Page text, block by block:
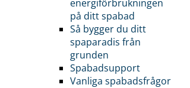
energiförbrukningen
på ditt spabad
Så bygger du ditt
spaparadis från
grunden
Spabadsupport
Vanliga spabadsfrågor